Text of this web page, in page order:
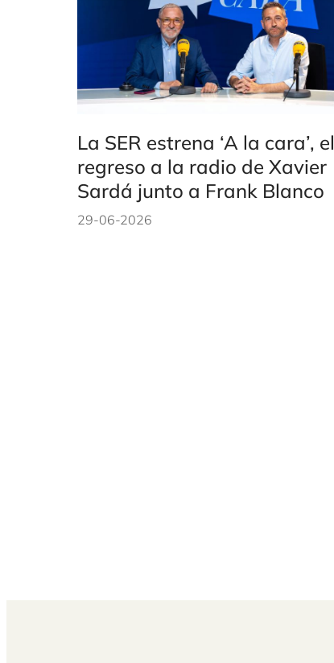
La SER estrena ‘A la cara’, el
regreso a la radio de Xavier
Sardá junto a Frank Blanco
29-06-2026